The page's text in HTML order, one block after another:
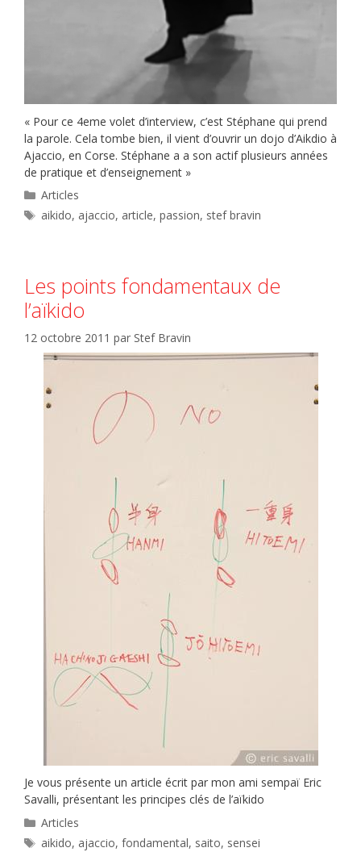
« Pour ce 4eme volet d’interview, c’est Stéphane qui prend
la parole. Cela tombe bien, il vient d’ouvrir un dojo d’Aikdio à
Ajaccio, en Corse. Stéphane a a son actif plusieurs années
de pratique et d’enseignement »
Catégories
Articles
Étiquettes
aikido, ajaccio, article,passion, stef bravin
Les points fondamentaux de
l’aïkido
12 octobre 2011 par Stef Bravin
Je vous présente un article écrit par mon ami sempaï Eric
Savalli, présentant les principes clés de l’aïkido
Catégories
Articles
Étiquettes
aikido, ajaccio,fondamental, saito, sensei